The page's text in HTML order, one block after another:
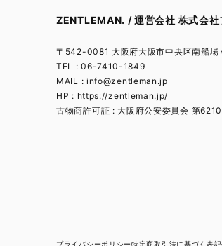
ZENTLEMAN. / 運営会社 株式会社
〒542-0081 大阪府大阪市中央区南船
TEL : 06-7410-1849
MAIL : info@zentleman.jp
HP : https://zentleman.jp/
古物商許可証 : 大阪府公安委員会 第
プライバシーポリシー特定商取引法に基づく表記